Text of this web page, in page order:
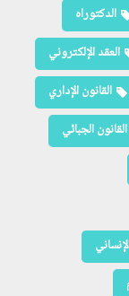
الدكتوراه
العقد الإلكتروني
القانون الإداري
القانون الجبائي